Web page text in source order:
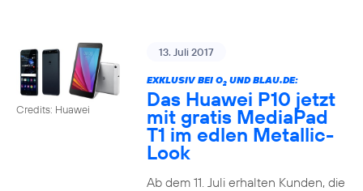
Credits: Huawei
13. Juli 2017
EXKLUSIV BEI O2UND BLAU.DE:
Das Huawei P10 jetzt
mit gratis MediaPad
T1 im edlen Metallic-
Look
Ab dem 11. Juli erhalten Kunden, die